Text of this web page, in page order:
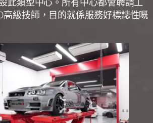
高級技師，目的就係服務好標誌性嘅